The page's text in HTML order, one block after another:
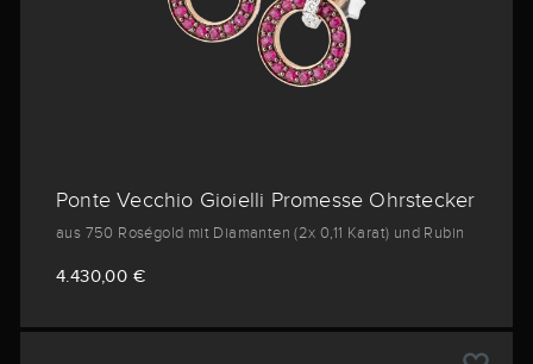
Ponte Vecchio Gioielli Promesse Ohrstecker
aus 750 Roségold mit Diamanten (2x 0,11 Karat) und Rubin
4.430,00 €